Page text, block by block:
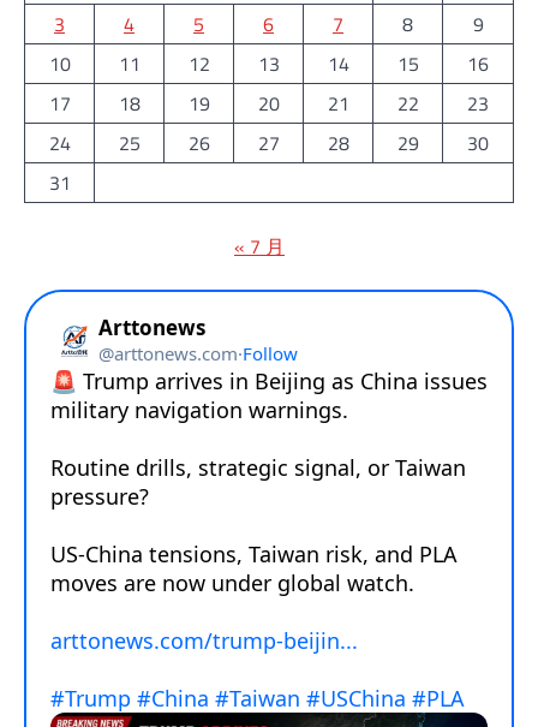
3
4 5 6 7 8
9
10
11 12 13 14 15
16
17
18 19 20 21 22
23
24
25 26 27 28 29
30
31
« 7 月